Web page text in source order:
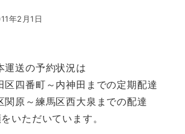
年2月1日
送の予約状況は
区四番町～内神田までの定期配達
関原～練馬区西大泉までの配達
いただいています。